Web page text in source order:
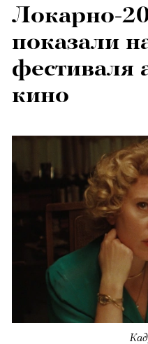
Локарно-
показали
фестиваля
кино